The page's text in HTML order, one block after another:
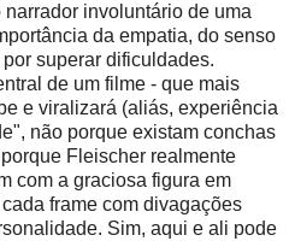
involuntário de uma
da empatia, do senso
superar dificuldades.
de um filme - que mais
e viralizará (aliás, experiência
não porque existam conchas
Fleischer realmente
com a graciosa figura em
frame com divagações
Sim, aqui e ali pode